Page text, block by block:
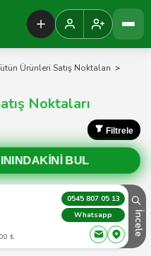
Ürünleri Satış Noktaları >
Noktaları
Filtrele
BUL
₺
0545 807 05 13
Whatsapp
İncele